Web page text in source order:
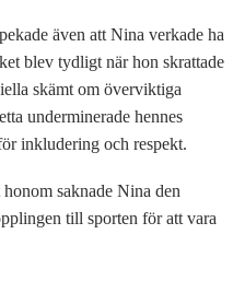
även att Nina verkade ha
blev tydligt när hon skrattade
skämt om överviktiga
underminerade hennes
inkludering och respekt.
saknade Nina den
till sporten för att vara